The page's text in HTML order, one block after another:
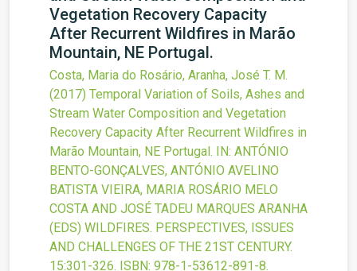
Vegetation Recovery Capacity
After Recurrent Wildfires in Marão
Mountain, NE Portugal.
Costa, Maria do Rosário, Aranha, José T. M.
(2017) Temporal Variation of Soils, Ashes and
Stream Water Composition and Vegetation
Recovery Capacity After Recurrent Wildfires in
Marão Mountain, NE Portugal.
IN: ANTÓNIO
BENTO-GONÇALVES, ANTÓNIO AVELINO
BATISTA VIEIRA, MARIA ROSÁRIO MELO
COSTA AND JOSÉ TADEU MARQUES ARANHA
(EDS) WILDFIRES. PERSPECTIVES, ISSUES
AND CHALLENGES OF THE 21ST CENTURY.
15:301-326. ISBN: 978-1-53612-891-8.